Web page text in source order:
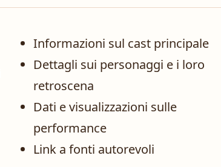
Informazioni sul cast principale
Dettagli sui personaggi e i loro
retroscena
Dati e visualizzazioni sulle
performance
Link a fonti autorevoli